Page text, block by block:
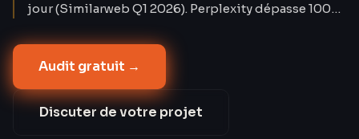
jour (Similarweb Q1 2026). Perplexity dépasse 100
classique baisse de 15 à 25 % sur les requêtes
informationnelles. Les Créavores ont triplé le taux de
citation IA de leurs clients en 3 mois — passant de 8
% à 24 %.
Audit gratuit →
Discuter de votre projet